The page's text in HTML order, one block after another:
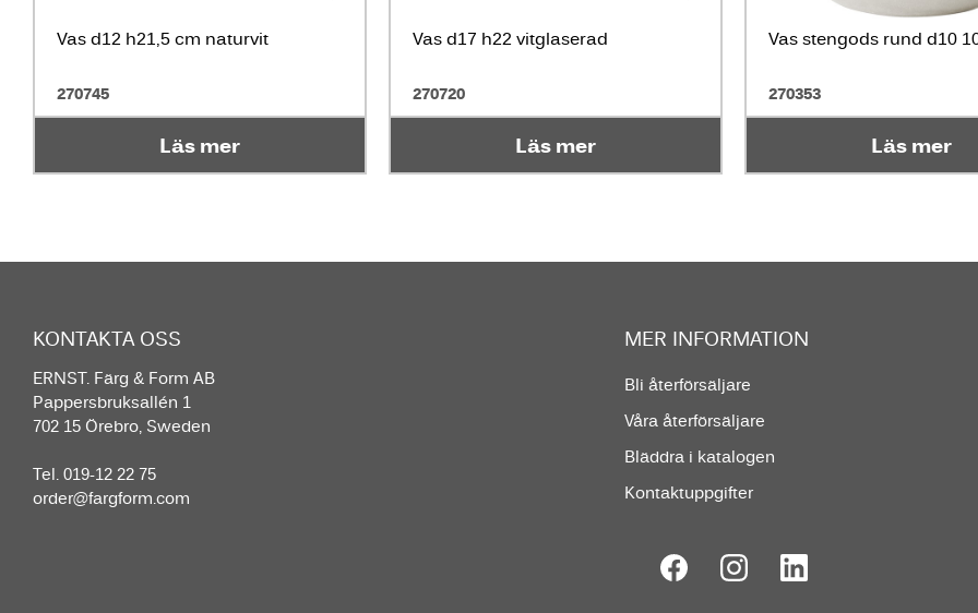
Vas d12 h21,5 cm naturvit
270745
Läs mer
Vas d17 h22 vitglaserad
270720
Läs mer
Vas stengods rund d10
270353
Läs mer
KONTAKTA OSS
ERNST. Färg & Form AB
Pappersbruksallén 1
702 15 Örebro, Sweden
Tel. 019-12 22 75
order@fargform.com
MER INFORMATION
Bli återförsäljare
Våra återförsäljare
Bläddra i katalogen
Kontaktuppgifter